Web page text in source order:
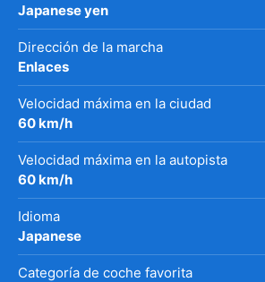
Japanese yen
Dirección de la marcha
Enlaces
Velocidad máxima en la ciudad
60 km/h
Velocidad máxima en la autopista
60 km/h
Idioma
Japanese
Categoría de coche favorita